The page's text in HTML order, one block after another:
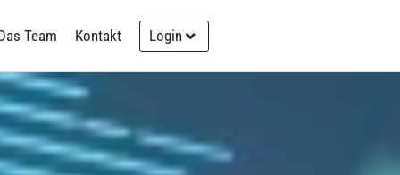
Team Kontakt Login